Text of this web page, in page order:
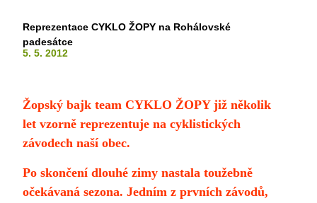
Reprezentace CYKLO ŽOPY na Rohálovské
padesátce
5. 5. 2012
Žopský bajk team CYKLO ŽOPY již několik
let vzorně reprezentuje na cyklistických
závodech naší obec.
Po skončení dlouhé zimy nastala toužebně
očekávaná sezona. Jedním z prvních závodů,